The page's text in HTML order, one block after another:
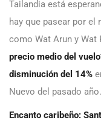
Tailandia está
hay que pasear por el
como Wat Arun y Wat
precio medio del
disminución del 14%
Nuevo del pasado año.
Encanto caribeño: